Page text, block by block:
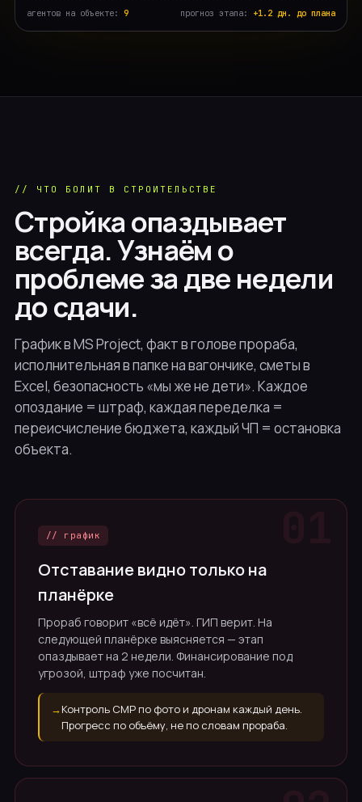
Маркетинг
агентов на объекте: 9 прогноз этапа: +1.2 дн. до плана
// ЧТО БОЛИТ В СТРОИТЕЛЬСТВЕ
Стройка опаздывает
всегда. Узнаём о
проблеме за две недели
до сдачи.
График в MS Project, факт в голове прораба,
исполнительная в папке на вагончике, сметы в
Excel, безопасность «мы же не дети». Каждое
опоздание = штраф, каждая переделка =
переисчисление бюджета, каждый ЧП = остановка
объекта.
// график
Отставание видно только на
планёрке
Прораб говорит «всё идёт». ГИП верит. На
следующей планёрке выясняется — этап
опаздывает на 2 недели. Финансирование под
угрозой, штраф уже посчитан.
→Контроль СМР по фото и дронам каждый день.
Прогресс по объёму, не по словам прораба.